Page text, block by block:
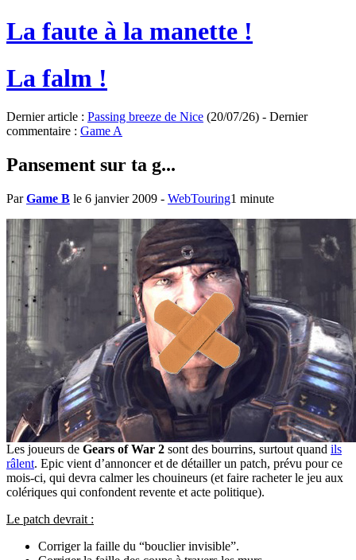
La faute à la manette !
La falm !
Dernier article : Passing breeze de Nice (20/07/26) - Dernier
commentaire : Game A
Pansement sur ta g...
ParGame B le 6 janvier 2009 - WebTouring1 minute
Les joueurs de Gears of War 2 sont des bourrins, surtout quand ils
râlent. Epic vient d’annoncer et de détailler un patch, prévu pour ce
mois-ci, qui devra calmer les chouineurs (et faire racheter le jeu aux
colériques qui confondent revente et acte politique).
Le patch devrait :
Corriger la faille du “bouclier invisible”.